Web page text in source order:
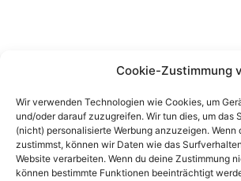
Cookie-Zustimmung
Wir verwenden Technologien wie Cookies, um
und/oder darauf zuzugreifen. Wir tun dies, um das
(nicht) personalisierte Werbung anzuzeigen. Wenn
zustimmst, können wir Daten wie das
Website verarbeiten. Wenn du deine Zustimmung
können bestimmte Funktionen beeinträchtigt